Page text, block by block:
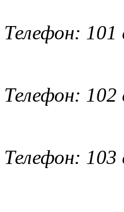
Телефон: 101
Телефон: 102
Телефон: 103